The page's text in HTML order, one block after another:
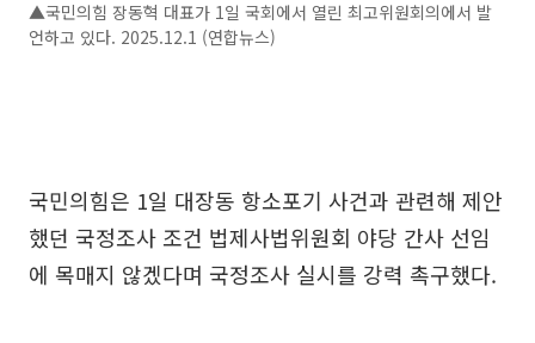
▲국민의힘 장동혁 대표가 1일 국회에서 열린 최고위원회의에서 발
언하고 있다. 2025.12.1 (연합뉴스)
국민의힘은 1일 대장동 항소포기 사건과 관련해 제안
했던 국정조사 조건 법제사법위원회 야당 간사 선임
에 목매지 않겠다며 국정조사 실시를 강력 촉구했다.